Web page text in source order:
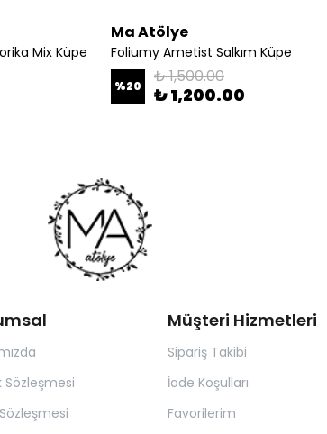
Mix Küpe
Ma Atölye
Foliumy Ametist Salkım Küpe
%20 ₺ 1,500.00
₺ 1,200.00
Sözleşmesi
Müşteri Hizmetleri
Sipariş Takibi
İade Koşulları
Favorilerim